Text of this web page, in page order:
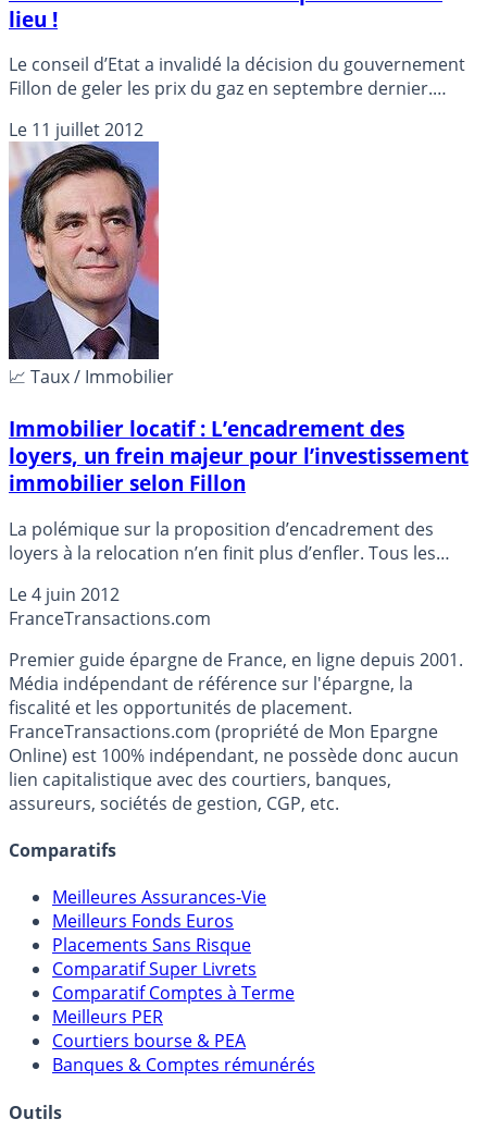
lieu !
Le conseil d’Etat a invalidé la décision du gouvernement
Fillon de geler les prix du gaz en septembre dernier.
10 % va avoir lieu. Détails...
Le 11 juillet 2012
📈 Taux / Immobilier
Immobilier locatif : L’encadrement des
loyers, un frein majeur pour l’investissement
immobilier selon Fillon
La polémique sur la proposition d’encadrement des
loyers à la relocation n’en finit plus d’enfler. Tous les
Selon Fillon, un encadrement des loyers serait tout
simplement un coup d’arrêt à l’investissement
immobilier. Détails...
Le4 juin 2012
FranceTransactions.com
Premier guide épargne de France, en ligne depuis 2001.
Média indépendant de référence sur l'épargne, la
fiscalité et les opportunités de placement.
FranceTransactions.com (propriété de Mon Epargne
Online) est 100% indépendant, ne possède donc aucun
lien capitalistique avec des courtiers, banques,
assureurs, sociétés de gestion, CGP, etc.
Comparatifs
Meilleures Assurances-Vie
Meilleurs Fonds Euros
Placements Sans Risque
Comparatif Super Livrets
Comparatif Comptes à Terme
Meilleurs PER
Courtiers bourse & PEA
Banques & Comptes rémunérés
Outils